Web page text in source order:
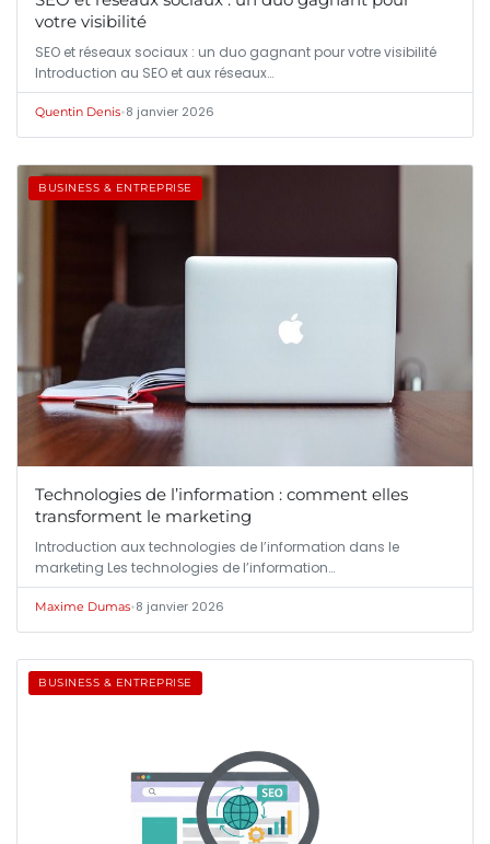
votre visibilité
SEO et réseaux sociaux : un duo gagnant pour votre visibilité
Introduction au SEO et aux réseaux…
Quentin Denis•8 janvier 2026
BUSINESS & ENTREPRISE
Technologies de l’information : comment elles
transforment le marketing
Introduction aux technologies de l’information dans le
marketing Les technologies de l’information…
Maxime Dumas•8 janvier 2026
BUSINESS & ENTREPRISE